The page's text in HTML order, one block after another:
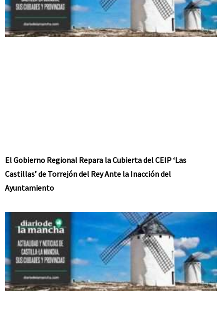
El Gobierno Regional Repara la Cubierta del CEIP ‘Las
Castillas’ de Torrejón del Rey Ante la Inacción del
Ayuntamiento